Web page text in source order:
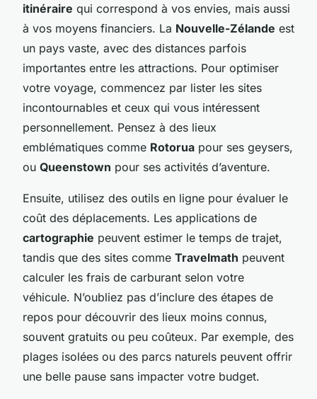
itinéraire qui correspond à vos envies, mais aussi
à vos moyens financiers. La Nouvelle-Zélande est
un pays vaste, avec des distances parfois
importantes entre les attractions. Pour optimiser
votre voyage, commencez par lister les sites
incontournables et ceux qui vous intéressent
personnellement. Pensez à des lieux
emblématiques comme Rotorua pour ses geysers,
ou Queenstown pour ses activités d’aventure.
Ensuite, utilisez des outils en ligne pour évaluer le
coût des déplacements. Les applications de
cartographie peuvent estimer le temps de trajet,
tandis que des sites comme Travelmath peuvent
calculer les frais de carburant selon votre
véhicule. N’oubliez pas d’inclure des étapes de
repos pour découvrir des lieux moins connus,
souvent gratuits ou peu coûteux. Par exemple, des
plages isolées ou des parcs naturels peuvent offrir
une belle pause sans impacter votre budget.